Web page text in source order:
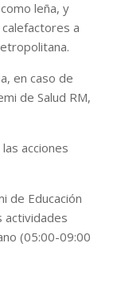
leña, y
a
en caso de
de Salud RM,
acciones
de Educación
actividades
(05:00-09:00